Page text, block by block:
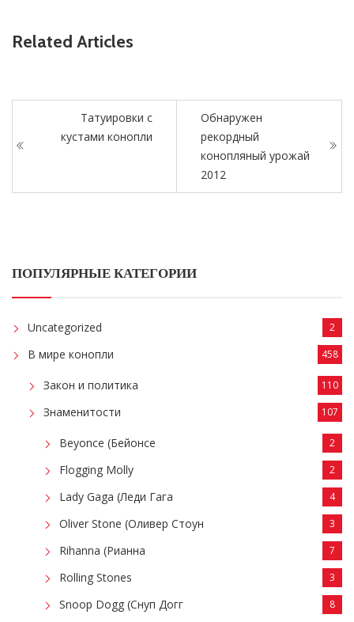
Related Articles
Татуировки с
кустами конопли
Обнаружен
рекордный
конопляный урожай
2012
ПОПУЛЯРНЫЕ КАТЕГОРИИ
Uncategorized 2
В мире конопли 458
Закон и политика 110
Знаменитости 107
Beyonce (Бейонсе 2
Flogging Molly 2
Lady Gaga (Леди Гага 4
Oliver Stone (Оливер Стоун 3
Rihanna (Рианна 7
Rolling Stones 3
Snoop Dogg (Снуп Догг 8